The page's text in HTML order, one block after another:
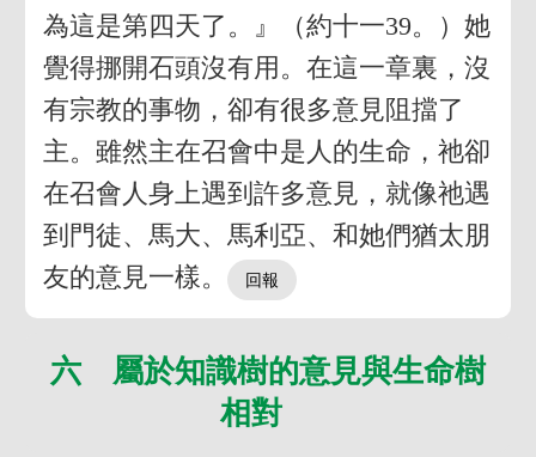
為這是第四天了。』（約十一39。）她
覺得挪開石頭沒有用。在這一章裏，沒
有宗教的事物，卻有很多意見阻擋了
主。雖然主在召會中是人的生命，祂卻
在召會人身上遇到許多意見，就像祂遇
到門徒、馬大、馬利亞、和她們猶太朋
友的意見一樣。
六 屬於知識樹的意見與生命樹
相對